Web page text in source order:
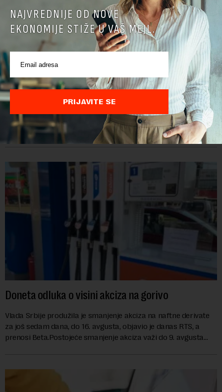
Direktoru Telekoma Srbija zabranjen ulaz na
Kosovo: Vladimira Lučića Priština proglasila
personom non grata
Ministarstvo unutrašnjih poslova Kosova proglasilo je
direktora Telekoma Srbije Vladimira Lučića nepoželjnom
osobom i trajno mu zabranilo ulazak, tranzit i boravak na
Kosovu, navodeći kao razlog njegove javn...
Doneta odluka o visini akciza na gorivo
Vlada Srbije produžila je smanjenje akciza na naftne derivate
za još sedam dana, do 16. avgusta, objavio je danas RTS, a
prenosi Beta.Postojeće smanjenje akciza važi do 9. avgusta
NAJVREDNIJE OD NOVE
EKONOMIJE STIŽE U VAŠ MEJL.
PRIJAVITE SE